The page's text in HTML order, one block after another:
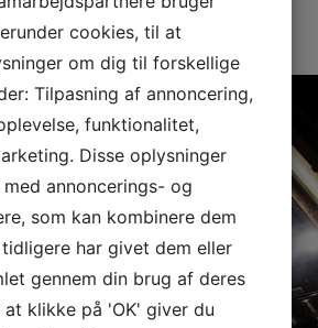
spørg os meget gerne.
cookies, til at
om dig til forskellige
Tilpasning af annoncering,
funktionalitet,
Disse oplysninger
annoncerings- og
som kan kombinere dem
har givet dem eller
gennem din brug af deres
at klikke på 'OK' giver du